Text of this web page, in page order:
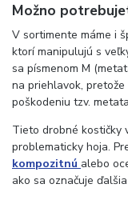
Možno
V sortimente máme i
ktorí manipulujú s
sa písmenom M
na priehlavok,
poškodeniu tzv.
Tieto drobné kostičky
problematicky hoja.
kompozitnú alebo
ako sa označuje